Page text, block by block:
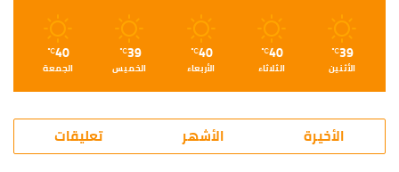
39
℃
الأثنين
40
℃
الثلاثاء
40
℃
الأربعاء
39
℃
الخميس
40
℃
الجمعة
الأخيرة الأشهر تعليقات